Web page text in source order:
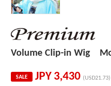
Volume Clip-in Wig
SALE JPY 3,430 (USD21.73)